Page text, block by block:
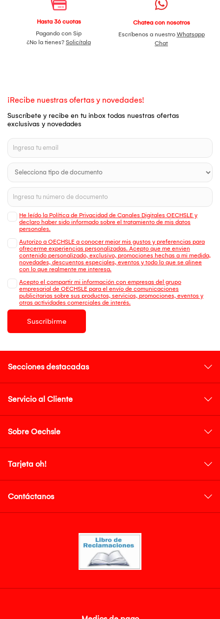
Hasta 36 cuotas
Pagando con Sip
¿No la tienes? Solicítala
Chatea con nosotros
Escríbenos a nuestro Whatsapp
Chat
¡Recibe nuestras ofertas y novedades!
Suscríbete y recibe en tu inbox todas nuestras ofertas
exclusivas y novedades
He leído la Política de Privacidad de Canales Digitales OECHSLE y
declaro haber sido informado sobre el tratamiento de mis datos
personales.
Autorizo a OECHSLE a conocer mejor mis gustos y preferencias para
ofrecerme experiencias personalizadas. Acepto que me envien
contenido personalizado, exclusivo, promociones hechas a mi medida,
novedades, descuentos especiales, eventos y todo lo que se alinee
con lo que realmente me interesa.
Acepto el compartir mi información con empresas del grupo
empresarial de OECHSLE para el envío de comunicaciones
publicitarias sobre sus productos, servicios, promociones, eventos y
otras actividades comerciales de interés.
Suscribirme
Secciones destacadas
Servicio al Cliente
Sobre Oechsle
Tarjeta oh!
Contáctanos